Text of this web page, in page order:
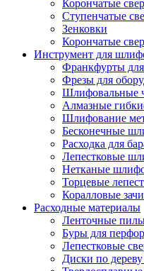
Корончатые
Ступенчатые
Зенковки
Корончатые
Инструмент для
Франкфурты
Фрезы для
Шлифовальные
Алмазные
Шлифование
Бесконечные
Расходка для
Лепестковые
Нетканые
Торцевые
Коралловые
Расходные материалы
Ленточные
Буры для
Лепестковые
Диски по